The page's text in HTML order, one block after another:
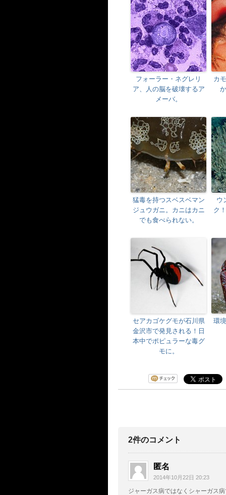
フォーラー・ネグレリ
ア、人の脳を破壊するア
メーバ。
カ
猛毒を持つスベスベマン
ジュウガニ。カニはカニ
でも食べられない。
ウ
ク
セアカゴケグモが石川県
金沢市で発見される！日
本中でポピュラーな毒グ
モに。
環
2件のコメント
匿名
2014年10月22日 20:23
ジャーガス病ではなくシャーガス